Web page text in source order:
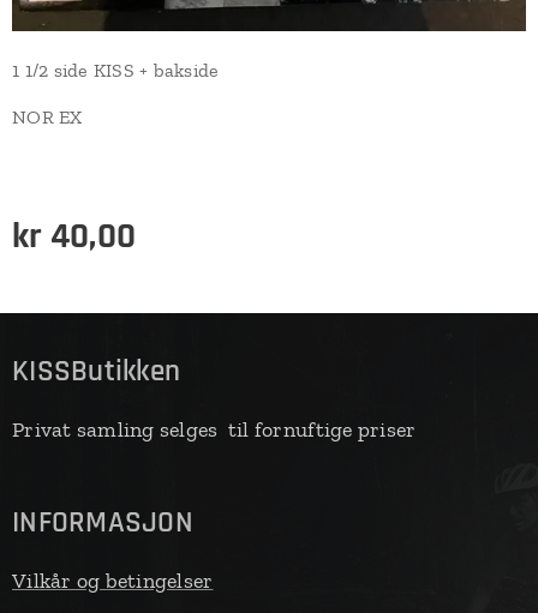
1 1/2 side KISS + bakside
NOR EX
kr 40,00
KISSButikken
Privat samling selges til fornuftige priser
INFORMASJON
Vilkår og betingelser